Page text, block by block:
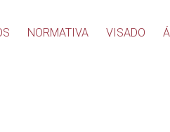
NORMATIVA VISADO